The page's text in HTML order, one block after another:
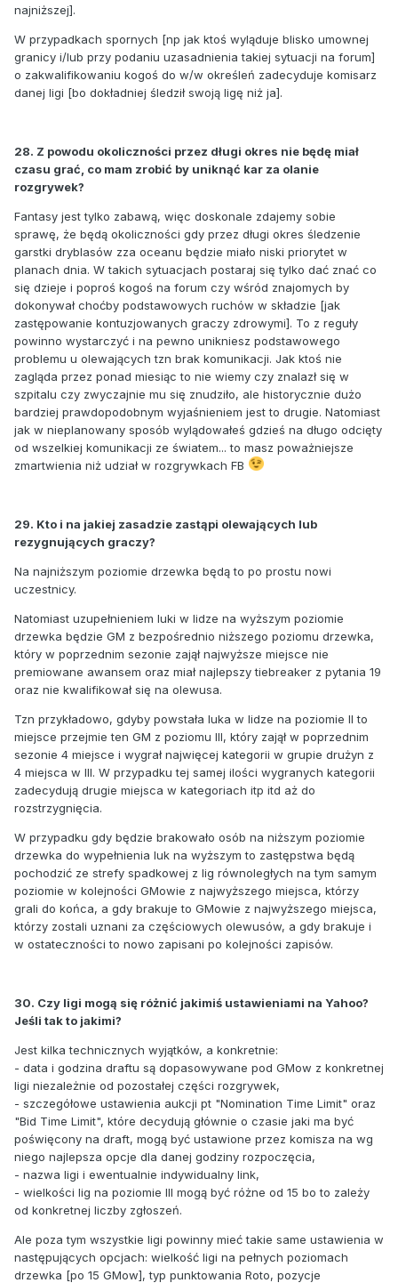
najniższej].
W przypadkach spornych [np jak ktoś wyląduje blisko umownej
granicy i/lub przy podaniu uzasadnienia takiej sytuacji na forum]
o zakwalifikowaniu kogoś do w/w określeń zadecyduje komisarz
danej ligi [bo dokładniej śledził swoją ligę niż ja].
28. Z powodu okoliczności przez długi okres nie będę miał
czasu grać, co mam zrobić by uniknąć kar za olanie
rozgrywek?
Fantasy jest tylko zabawą, więc doskonale zdajemy sobie
sprawę, że będą okoliczności gdy przez długi okres śledzenie
garstki dryblasów zza oceanu będzie miało niski priorytet w
planach dnia. W takich sytuacjach postaraj się tylko dać znać co
się dzieje i poproś kogoś na forum czy wśród znajomych by
dokonywał choćby podstawowych ruchów w składzie [jak
zastępowanie kontuzjowanych graczy zdrowymi]. To z reguły
powinno wystarczyć i na pewno unikniesz podstawowego
problemu u olewających tzn brak komunikacji. Jak ktoś nie
zagląda przez ponad miesiąc to nie wiemy czy znalazł się w
szpitalu czy zwyczajnie mu się znudziło, ale historycznie dużo
bardziej prawdopodobnym wyjaśnieniem jest to drugie. Natomiast
jak w nieplanowany sposób wylądowałeś gdzieś na długo odcięty
od wszelkiej komunikacji ze światem... to masz poważniejsze
zmartwienia niż udział w rozgrywkach FB
29. Kto i na jakiej zasadzie zastąpi olewających lub
rezygnujących graczy?
Na najniższym poziomie drzewka będą to po prostu nowi
uczestnicy.
Natomiast uzupełnieniem luki w lidze na wyższym poziomie
drzewka będzie GM z bezpośrednio niższego poziomu drzewka,
który w poprzednim sezonie zajął najwyższe miejsce nie
premiowane awansem oraz miał najlepszy tiebreaker z pytania 19
oraz nie kwalifikował się na olewusa.
Tzn przykładowo, gdyby powstała luka w lidze na poziomie II to
miejsce przejmie ten GM z poziomu III, który zajął w poprzednim
sezonie 4 miejsce i wygrał najwięcej kategorii w grupie drużyn z
4 miejsca w III. W przypadku tej samej ilości wygranych kategorii
zadecydują drugie miejsca w kategoriach itp itd aż do
rozstrzygnięcia.
W przypadku gdy będzie brakowało osób na niższym poziomie
drzewka do wypełnienia luk na wyższym to zastępstwa będą
pochodzić ze strefy spadkowej z lig równoległych na tym samym
poziomie w kolejności GMowie z najwyższego miejsca, którzy
grali do końca, a gdy brakuje to GMowie z najwyższego miejsca,
którzy zostali uznani za częściowych olewusów, a gdy brakuje i
w ostateczności to nowo zapisani po kolejności zapisów.
30. Czy ligi mogą się różnić jakimiś ustawieniami na Yahoo?
Jeśli tak to jakimi?
Jest kilka technicznych wyjątków, a konkretnie:
- data i godzina draftu są dopasowywane pod GMow z konkretnej
ligi niezależnie od pozostałej części rozgrywek,
- szczegółowe ustawienia aukcji pt "Nomination Time Limit" oraz
"Bid Time Limit", które decydują głównie o czasie jaki ma być
poświęcony na draft, mogą być ustawione przez komisza na wg
niego najlepsza opcje dla danej godziny rozpoczęcia,
- nazwa ligi i ewentualnie indywidualny link,
- wielkości lig na poziomie III mogą być różne od 15 bo to zależy
od konkretnej liczby zgłoszeń.
Ale poza tym wszystkie ligi powinny mieć takie same ustawienia w
następujących opcjach: wielkość ligi na pełnych poziomach
drzewka [po 15 GMow], typ punktowania Roto, pozycje